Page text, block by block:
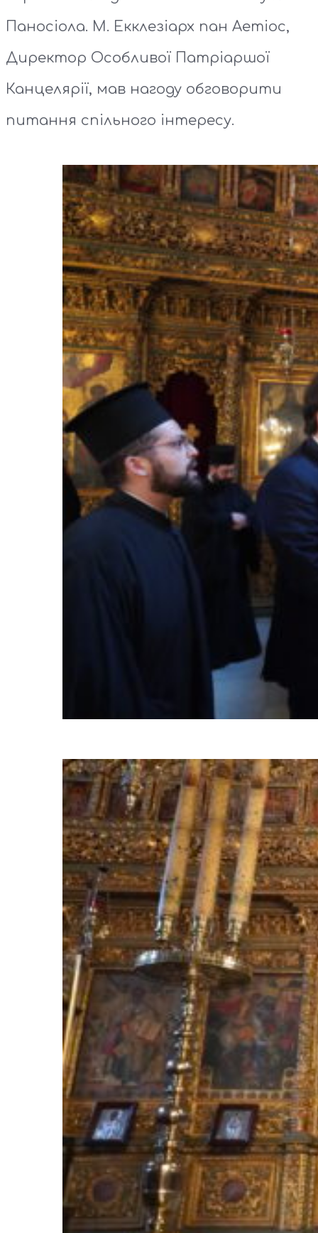
Паносіола. М. Екклезіарх пан Аетіос,
Директор Особливої ​​Патріаршої
Канцелярії, мав нагоду обговорити
питання спільного інтересу.